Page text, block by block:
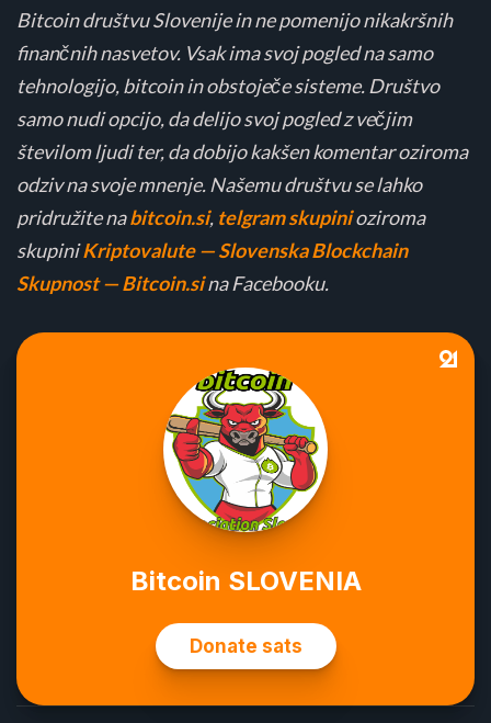
Bitcoin društvu Slovenije in ne pomenijo nikakršnih
finančnih nasvetov. Vsak ima svoj pogled na samo
tehnologijo, bitcoin in obstoječe sisteme. Društvo
samo nudi opcijo, da delijo svoj pogled z večjim
številom ljudi ter, da dobijo kakšen komentar oziroma
odziv na svoje mnenje. Našemu društvu se lahko
pridružite nabitcoin.si, telgram skupinioziroma
skupiniKriptovalute — Slovenska Blockchain
Skupnost — Bitcoin.sina Facebooku.